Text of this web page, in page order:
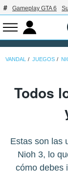
Gameplay GTA 6
VANDAL JUEGOS
Todos
Estas son las
Nioh 3, lo
cómo debes